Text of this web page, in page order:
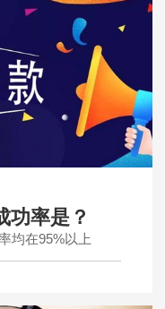
功率是？
均在95%以上